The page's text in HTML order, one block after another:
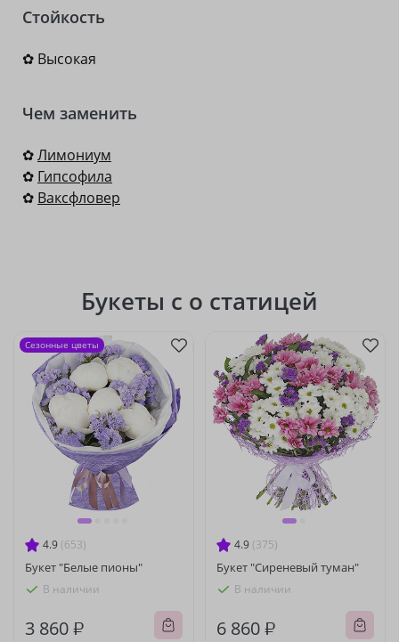
Стойкость
✿ Высокая
Чем заменить
✿Лимониум
✿ Гипсофила
✿ Ваксфловер
Букеты с о статицей
4.9 (653)
Букет "Белые пионы"
В наличии
3 860 ₽
Сезонные цветы
4.9 (375)
Букет "Сиреневый туман"
В наличии
6 860 ₽